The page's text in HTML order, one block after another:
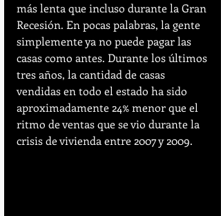
más lenta que incluso durante la Gran
Recesión. En pocas palabras, la gente
simplemente ya no puede pagar las
casas como antes. Durante los últimos
tres años, la cantidad de casas
vendidas en todo el estado ha sido
aproximadamente 24% menor que el
ritmo de ventas que se vio durante la
crisis de vivienda entre 2007 y 2009.